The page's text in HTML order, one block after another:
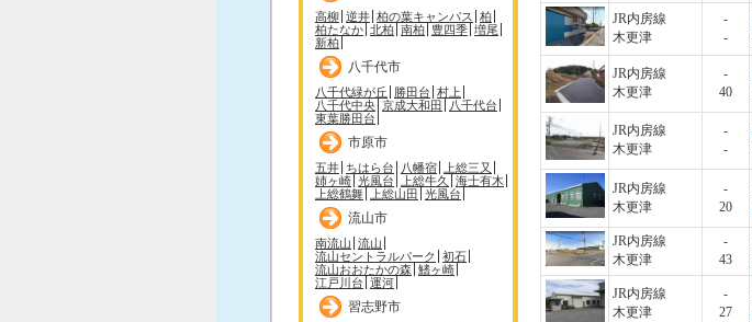
高柳 逆井 柏の葉キャンパス
柏
柏たなか 北柏 南柏 豊四季 増尾
新柏
八千代市
八千代緑が丘 勝田台 村上
八千代中央 京成大和田
八千代台
東葉勝田台
市原市
五井 ちはら台 八幡宿
上総三又
姉ヶ崎 光風台 上総牛久
海士有木
上総鶴舞
上総山田 光風台
流山市
南流山 流山
流山セントラルパーク
初石
流山おおたかの森 鰭ヶ崎
江戸川台 運河
習志野市
JR内房線
木更津
-
-
JR内房線
木更津
-
40
JR内房線
木更津
-
-
JR内房線
木更津
-
20
JR内房線
木更津
-
43
JR内房線
木更津
-
27